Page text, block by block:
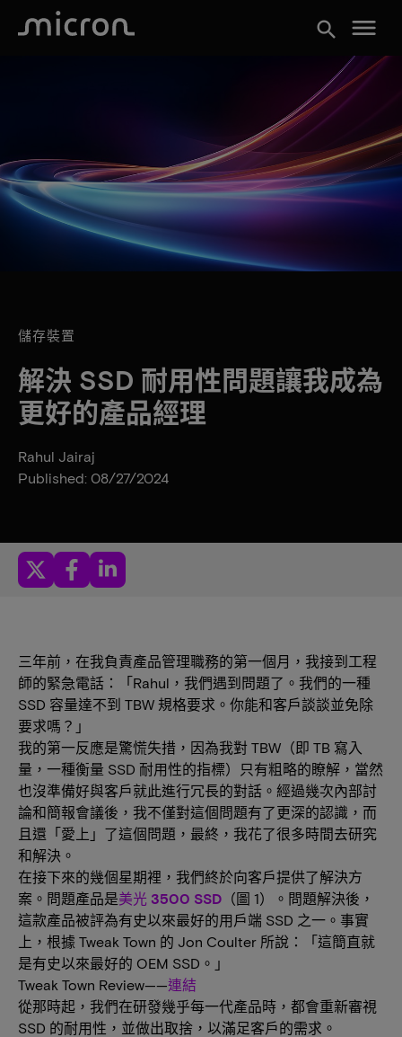
search menu
儲存裝置
解決 SSD 耐用性問題讓我成為
更好的產品經理
Rahul Jairaj
Published: 08/27/2024
三年前，在我負責產品管理職務的第一個月，我接到工程
師的緊急電話：「Rahul，我們遇到問題了。我們的一種
SSD 容量達不到 TBW 規格要求。你能和客戶談談並免除
要求嗎？」
我的第一反應是驚慌失措，因為我對 TBW（即 TB 寫入
量，一種衡量 SSD 耐用性的指標）只有粗略的瞭解，當然
也沒準備好與客戶就此進行冗長的對話。經過幾次內部討
論和簡報會議後，我不僅對這個問題有了更深的認識，而
且還「愛上」了這個問題，最終，我花了很多時間去研究
和解決。
在接下來的幾個星期裡，我們終於向客戶提供了解決方
案。問題產品是美光 3500 SSD （圖 1）。問題解決後，
這款產品被評為有史以來最好的用戶端 SSD 之一。事實
上，根據 Tweak Town 的 Jon Coulter 所說：「這簡直就
是有史以來最好的 OEM SSD。」
Tweak Town Review——連結
從那時起，我們在研發幾乎每一代產品時，都會重新審視
SSD 的耐用性，並做出取捨，以滿足客戶的需求。